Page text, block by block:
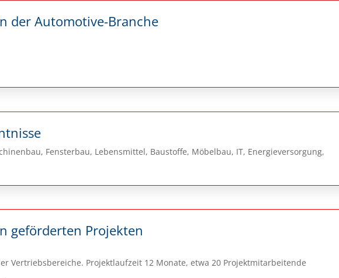
der Automotive-Branche
Fensterbau, Lebensmittel, Baustoffe, Möbelbau, IT, Energieversorgung,
geförderten Projekten
Vertriebsbereiche. Projektlaufzeit 12 Monate, etwa 20 Projektmitarbeitende